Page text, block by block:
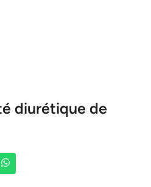
diurétique de